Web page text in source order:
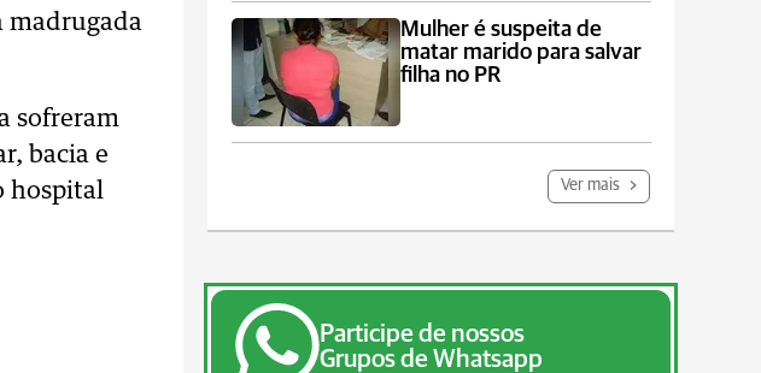
madrugada
sofreram
bacia e
hospital
Mulher é suspeita de
matar marido para salvar
filha no PR
Ver mais
Participe de nossos
Grupos de Whatsapp